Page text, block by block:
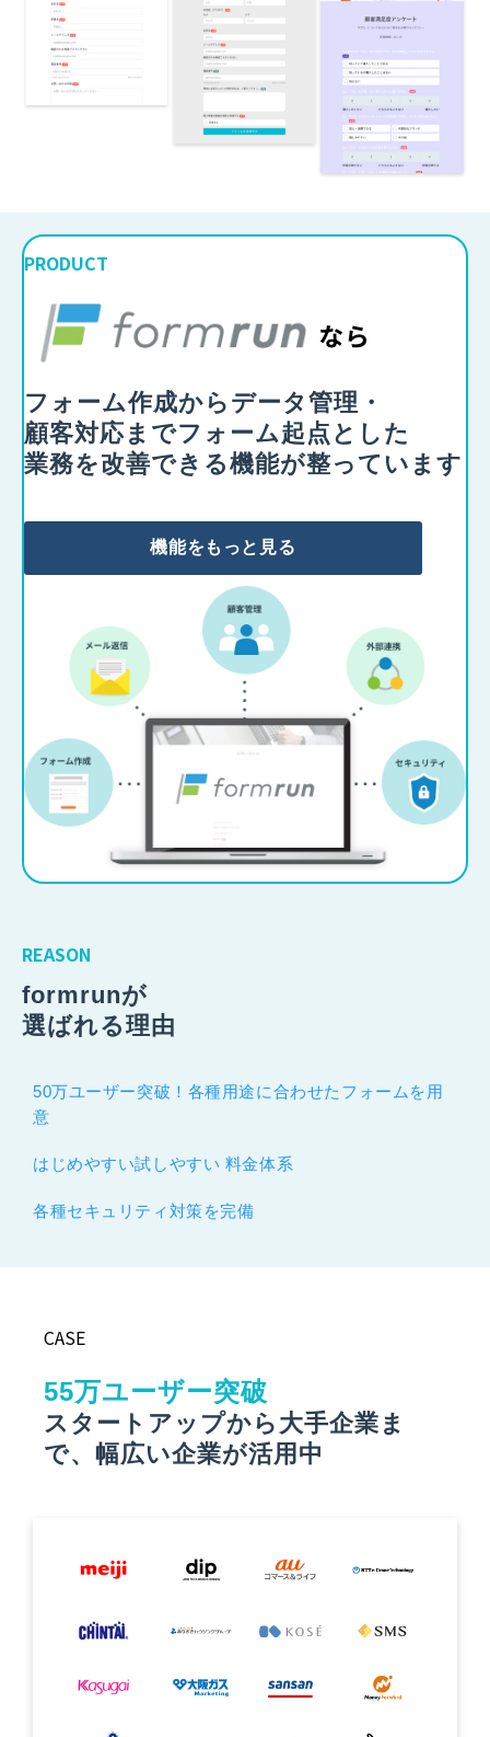
PRODUCT
フォーム作成からデータ管理・
顧客対応までフォーム起点とした
業務を改善できる機能が整っています
機能をもっと見る
REASON
formrunが
選ばれる理由
50万ユーザー突破！各種用途に合わせたフォームを用
意
はじめやすい試しやすい 料金体系
各種セキュリティ対策を完備
CASE
55万ユーザー突破
スタートアップから大手企業ま
で、幅広い企業が活用中